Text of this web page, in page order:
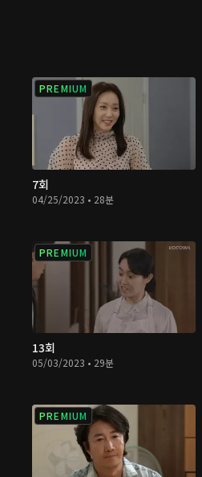
PREMIUM
7회
04/25/2023 • 28분
PREMIUM
13회
05/03/2023 • 29분
PREMIUM